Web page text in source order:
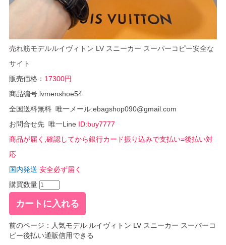
売れ筋モデルルイヴィトン LV スニーカー スーパーコピー安全な
サイト
販売価格： 17300円
商品编号:lvmenshoe54
全国送料無料 唯一メール:ebagshop090@gmail.com
お問合せ先 唯一Line ID:buy7777
商品が届く,確認してから銀行カード振り込みで支払い=後払い対
応
国内発送 安全必ず届く
購買数量
前のページ： 人気モデル ルイヴィトン LV スニーカー スーパーコ
ピー後払い通販信用できる